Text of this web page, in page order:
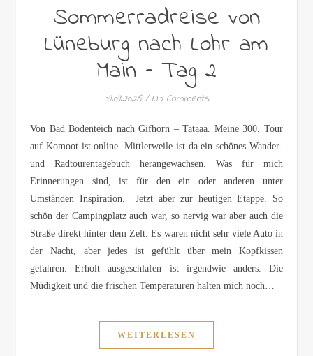
Sommerradreise von
Lüneburg nach Lohr am
Main – Tag 2
09.09.2025 / No Comments
Von Bad Bodenteich nach Gifhorn – Tataaa. Meine 300. Tour
auf Komoot ist online. Mittlerweile ist da ein schönes Wander-
und Radtourentagebuch herangewachsen. Was für mich
Erinnerungen sind, ist für den ein oder anderen unter
Umständen Inspiration. Jetzt aber zur heutigen Etappe. So
schön der Campingplatz auch war, so nervig war aber auch die
Straße direkt hinter dem Zelt. Es waren nicht sehr viele Auto in
der Nacht, aber jedes ist gefühlt über mein Kopfkissen
gefahren. Erholt ausgeschlafen ist irgendwie anders. Die
Müdigkeit und die frischen Temperaturen halten mich noch…
WEITERLESEN